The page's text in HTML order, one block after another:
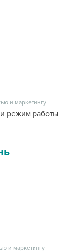
и маркетингу
режим работы
и маркетингу